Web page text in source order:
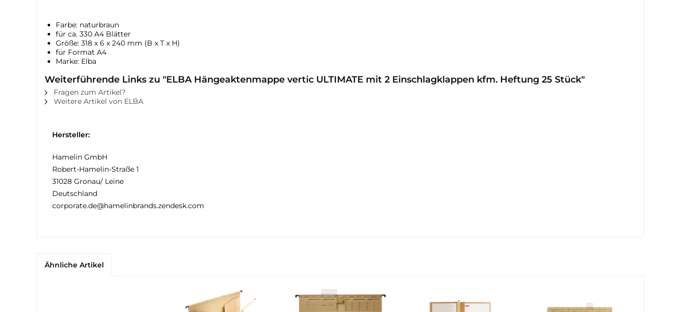
Farbe: naturbraun
für ca. 330 A4 Blätter
Größe: 318 x 6 x 240 mm (B x T x H)
für Format A4
Marke: Elba
Weiterführende Links zu "ELBA Hängeaktenmappe vertic ULTIMATE mit 2 Einschlagklappen kfm. Heftung 25 Stück"
Fragen zum Artikel?
Weitere Artikel von ELBA
Hersteller:
Hamelin GmbH
Robert-Hamelin-Straße 1
31028 Gronau/ Leine
Deutschland
corporate.de@hamelinbrands.zendesk.com
Ähnliche Artikel